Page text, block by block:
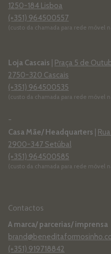
1250-184 Lisboa
(+351) 964500557
(custo da chamada para rede móvel
Loja Cascais
Praça 5 de
2750-320 Cascais
(+351) 964500535
(custo da chamada para rede móvel
-
Casa Mãe/ Headquarters
2900-347 Setúbal
(+351) 964500585
(custo da chamada para rede móvel
Contactos
A marca/ parcerias/ imprensa
(+351) 919718842